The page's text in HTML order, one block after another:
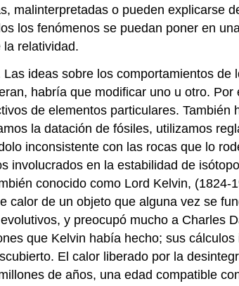
malinterpretadas o pueden explicarse
los fenómenos se puedan poner en
relatividad.
ideas sobre los comportamientos de
habría que modificar uno u otro. Por
de elementos particulares. También
la datación de fósiles, utilizamos
inconsistente con las rocas que lo
involucrados en la estabilidad de
conocido como Lord Kelvin, (1824-
de un objeto que alguna vez se
y preocupó mucho a Charles
que Kelvin había hecho; sus
El calor liberado por la
de años, una edad compatible